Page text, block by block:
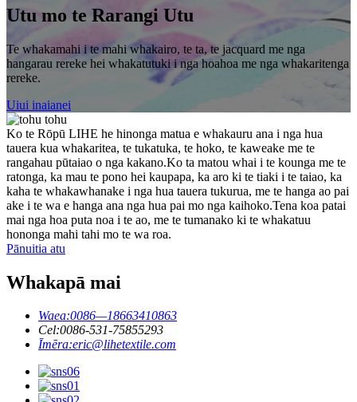
Utu mo te Rarangi Utu
Te whakamahi i te mahi whakairo, te ta, te jacquard me nga
hangarau rereke hei whakatutuki i nga hoahoa me nga whakaritenga
rereke.
Uiui inaianei
Ko te Rōpū LIHE he hinonga matua e whakauru ana i nga hua
tauera kua whakaritea, te tukatuka, te hoko, te kaweake me te
rangahau pūtaiao o nga kakano.Ko ta matou whai i te kounga me te
ratonga, ka mau te pono hei kaupapa, ka aro ki te tiaki i te taiao, ka
kaha te whakawhanake i nga hua tauera tukurua, me te hanga ao pai
ake i te wa e hanga ana nga hua pai mo nga kaihoko.Tena koa patai
mai nga hoa puta noa i te ao, me te tumanako ki te whakatuu
hononga mahi tahi mo te wa roa.
Pānuitia atu
Whakapā mai
Waea:0086—18663410863
Cel:0086-531-75855293
Īmēra:eric@lihetextile.com